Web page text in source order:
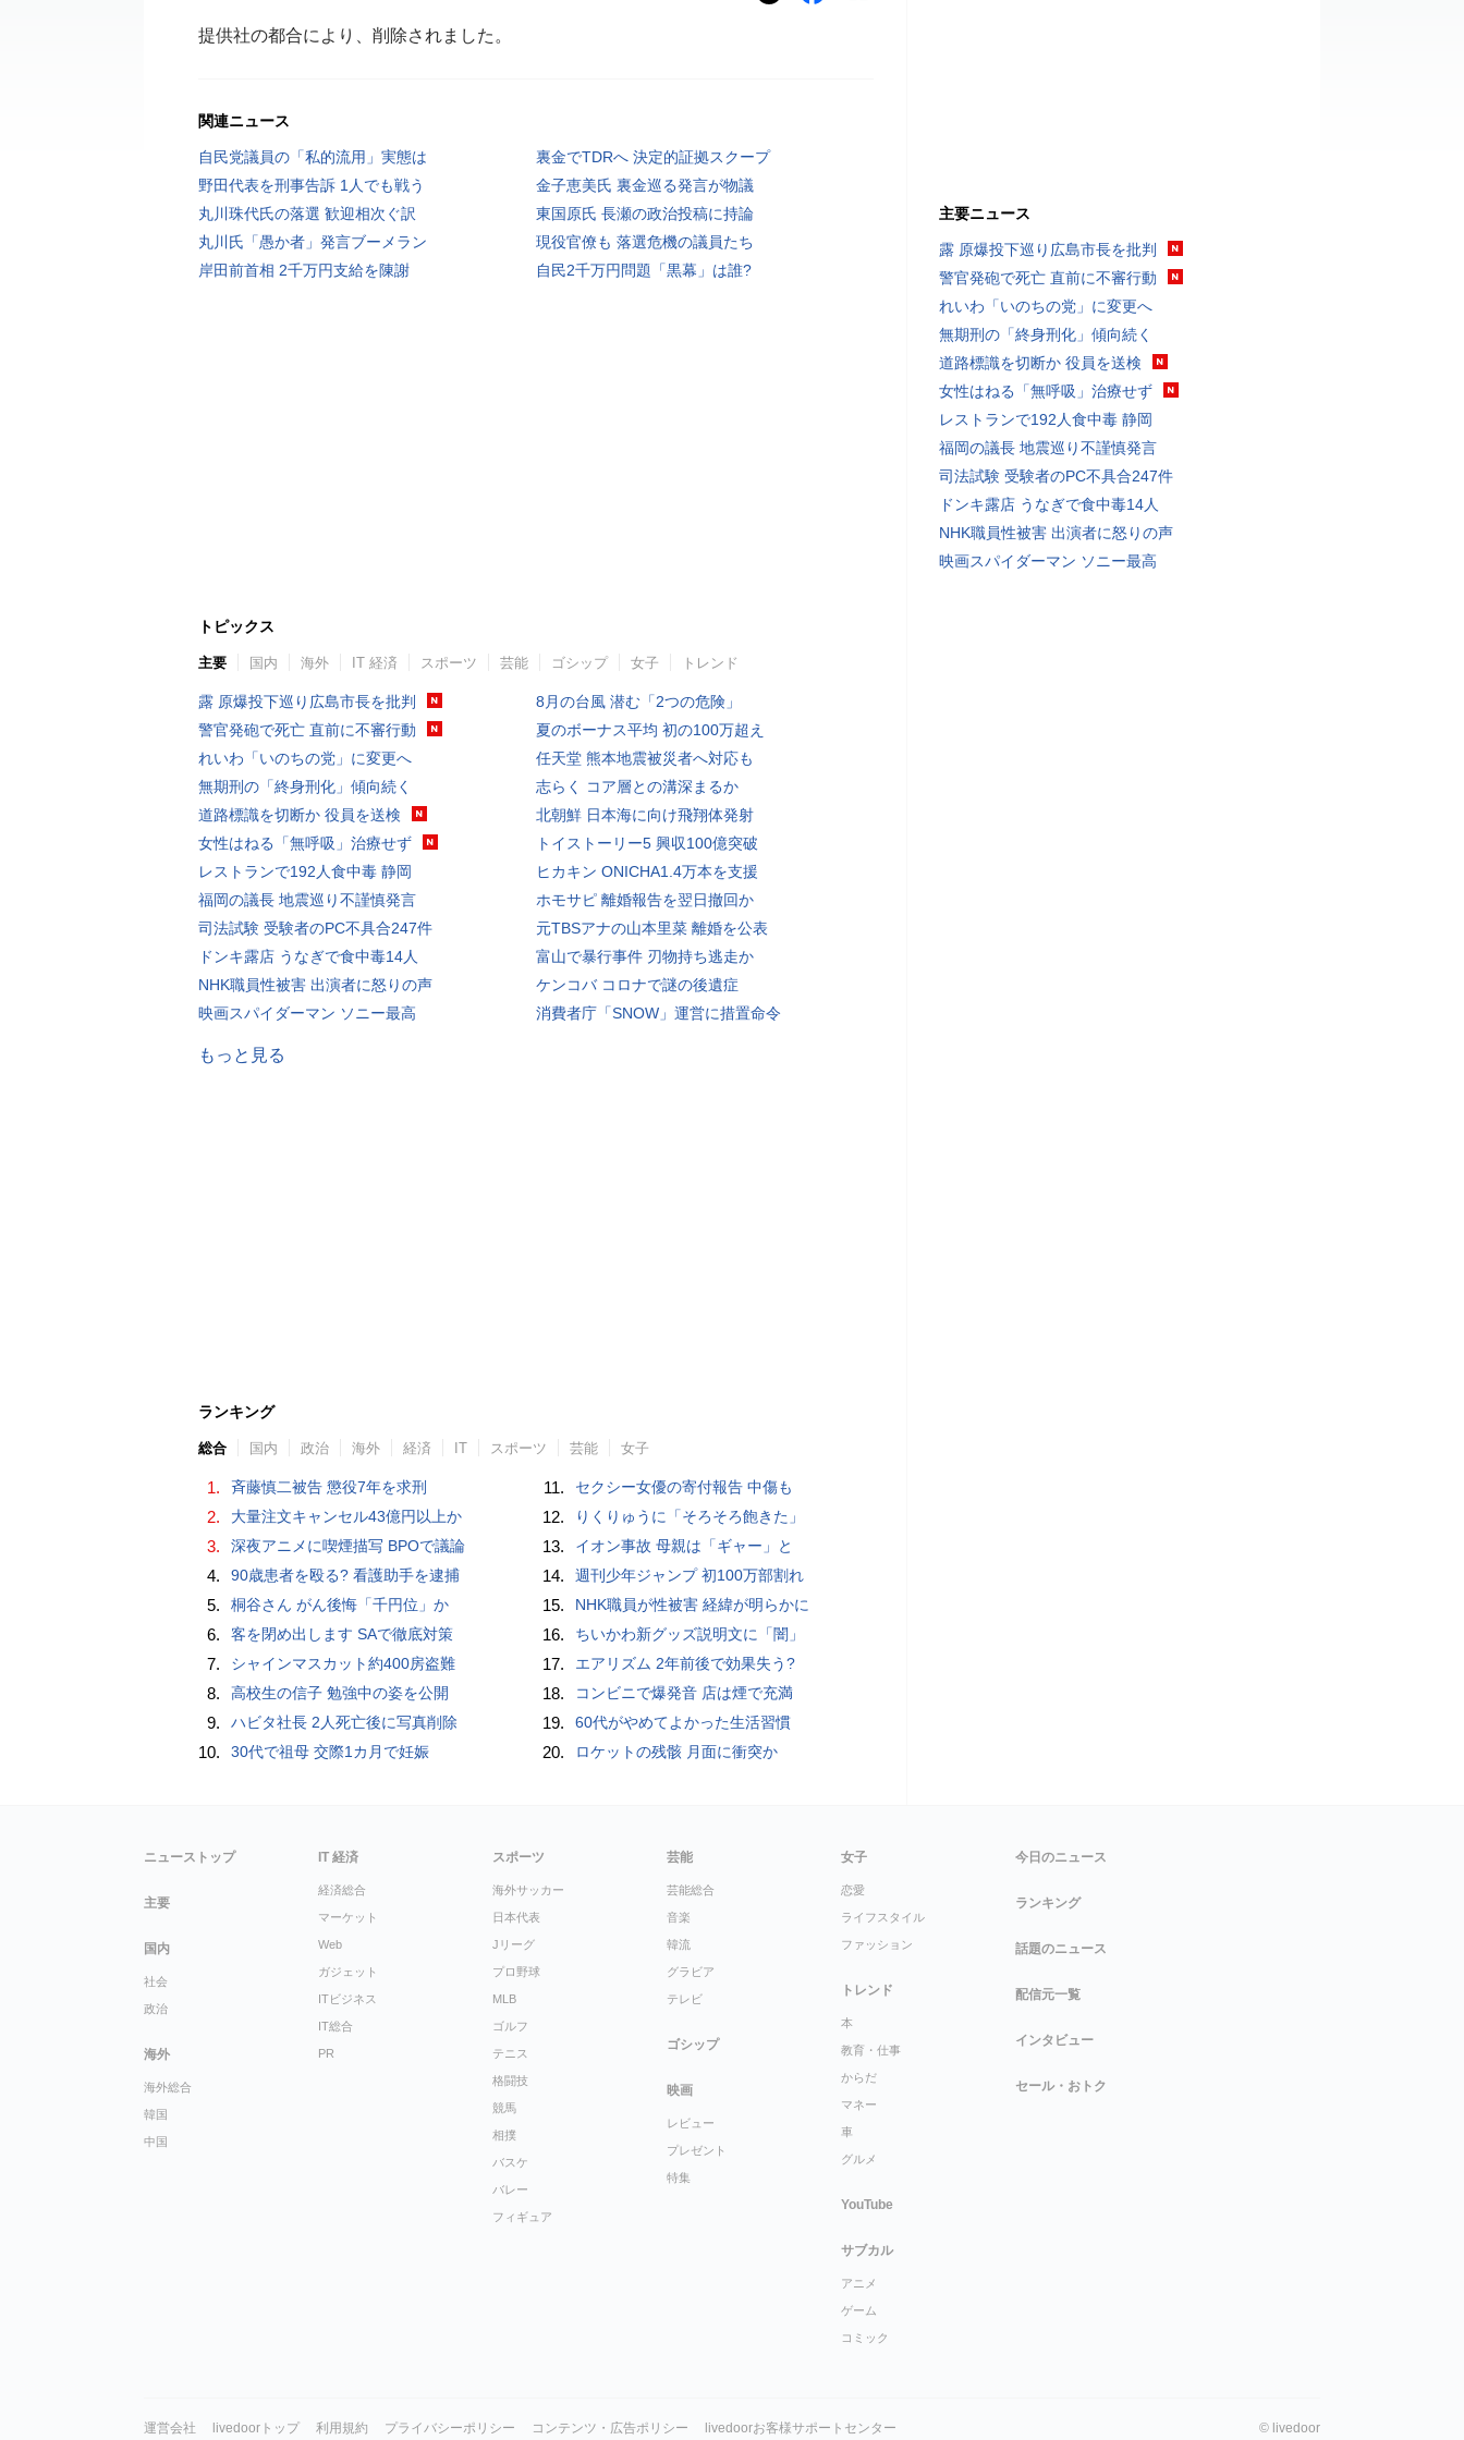
提供社の都合により、削除されました。
関連ニュース
自民党議員の「私的流用」実態は
裏金でTDRへ 決定的証拠スクープ
野田代表を刑事告訴 1人でも戦う
金子恵美氏 裏金巡る発言が物議
丸川珠代氏の落選 歓迎相次ぐ訳
東国原氏 長瀬の政治投稿に持論
丸川氏「愚か者」発言ブーメラン
現役官僚も 落選危機の議員たち
岸田前首相 2千万円支給を陳謝
自民2千万円問題「黒幕」は誰?
トピックス
主要 国内 海外 IT 経済 スポーツ 芸能 ゴシップ 女子 トレンド
露 原爆投下巡り広島市長を批判
警官発砲で死亡 直前に不審行動
れいわ「いのちの党」に変更へ
無期刑の「終身刑化」傾向続く
道路標識を切断か 役員を送検
女性はねる「無呼吸」治療せず
レストランで192人食中毒 静岡
福岡の議長 地震巡り不謹慎発言
司法試験 受験者のPC不具合247件
ドンキ露店 うなぎで食中毒14人
NHK職員性被害 出演者に怒りの声
映画スパイダーマン ソニー最高
8月の台風 潜む「2つの危険」
夏のボーナス平均 初の100万超え
任天堂 熊本地震被災者へ対応も
志らく コア層との溝深まるか
北朝鮮 日本海に向け飛翔体発射
トイストーリー5 興収100億突破
ヒカキン ONICHA1.4万本を支援
ホモサピ 離婚報告を翌日撤回か
元TBSアナの山本里菜 離婚を公表
富山で暴行事件 刃物持ち逃走か
ケンコバ コロナで謎の後遺症
消費者庁「SNOW」運営に措置命令
もっと見る
ランキング
総合 国内 政治 海外 経済 IT スポーツ 芸能 女子
1. 斉藤慎二被告 懲役7年を求刑
2. 大量注文キャンセル43億円以上か
3. 深夜アニメに喫煙描写 BPOで議論
4. 90歳患者を殴る? 看護助手を逮捕
5. 桐谷さん がん後悔「千円位」か
6. 客を閉め出します SAで徹底対策
7. シャインマスカット約400房盗難
8. 高校生の信子 勉強中の姿を公開
9. ハビタ社長 2人死亡後に写真削除
10. 30代で祖母 交際1カ月で妊娠
11. セクシー女優の寄付報告 中傷も
12. りくりゅうに「そろそろ飽きた」
13. イオン事故 母親は「ギャー」と
14. 週刊少年ジャンプ 初100万部割れ
15. NHK職員が性被害 経緯が明らかに
16. ちいかわ新グッズ説明文に「闇」
17. エアリズム 2年前後で効果失う?
18. コンビニで爆発音 店は煙で充満
19. 60代がやめてよかった生活習慣
20. ロケットの残骸 月面に衝突か
主要ニュース
露 原爆投下巡り広島市長を批判
警官発砲で死亡 直前に不審行動
れいわ「いのちの党」に変更へ
無期刑の「終身刑化」傾向続く
道路標識を切断か 役員を送検
女性はねる「無呼吸」治療せず
レストランで192人食中毒 静岡
福岡の議長 地震巡り不謹慎発言
司法試験 受験者のPC不具合247件
ドンキ露店 うなぎで食中毒14人
NHK職員性被害 出演者に怒りの声
映画スパイダーマン ソニー最高
ニューストップ
主要
国内
社会
政治
海外
海外総合
韓国
中国
IT 経済
経済総合
マーケット
Web
ガジェット
ITビジネス
IT総合
PR
スポーツ
海外サッカー
日本代表
Jリーグ
プロ野球
MLB
ゴルフ
テニス
格闘技
競馬
相撲
バスケ
バレー
フィギュア
芸能
芸能総合
音楽
韓流
グラビア
テレビ
ゴシップ
映画
レビュー
プレゼント
特集
女子
恋愛
ライフスタイル
ファッション
トレンド
本
教育・仕事
からだ
マネー
車
グルメ
YouTube
サブカル
アニメ
ゲーム
コミック
今日のニュース
ランキング
話題のニュース
配信元一覧
インタビュー
セール・おトク
運営会社 livedoorトップ 利用規約 プライバシーポリシー コンテンツ・広告ポリシー livedoorお客様サポートセンター © livedoor